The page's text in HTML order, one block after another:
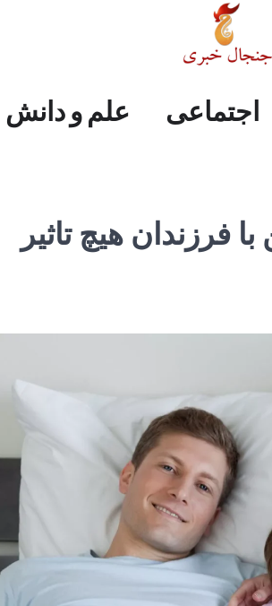
صفحه
ایران
جهان
خاورمیانه
اجتماعی
علم
فرهنگی
اجتماعی علم و دانش
فرزندان هیچ تاثیر